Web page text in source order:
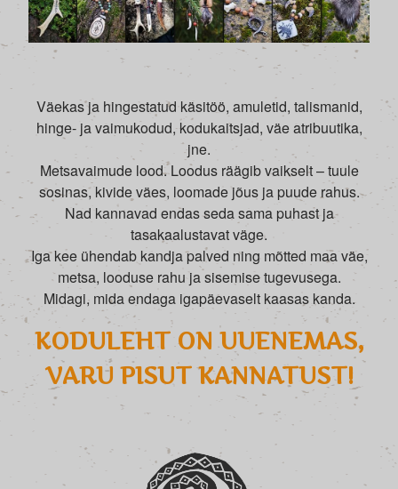
Väekas ja hingestatud käsitöö, amuletid, talismanid,
hinge- ja vaimukodud, kodukaitsjad, väe atribuutika,
jne.
Metsavaimude lood. Loodus räägib vaikselt – tuule
sosinas, kivide väes, loomade jõus ja puude rahus.
Nad kannavad endas seda sama puhast ja
tasakaalustavat väge.
Iga kee ühendab kandja palved ning mõtted maa väe,
metsa, looduse rahu ja sisemise tugevusega.
Midagi, mida endaga igapäevaselt kaasas kanda.
KODULEHT ON UUENEMAS,
VARU PISUT KANNATUST!